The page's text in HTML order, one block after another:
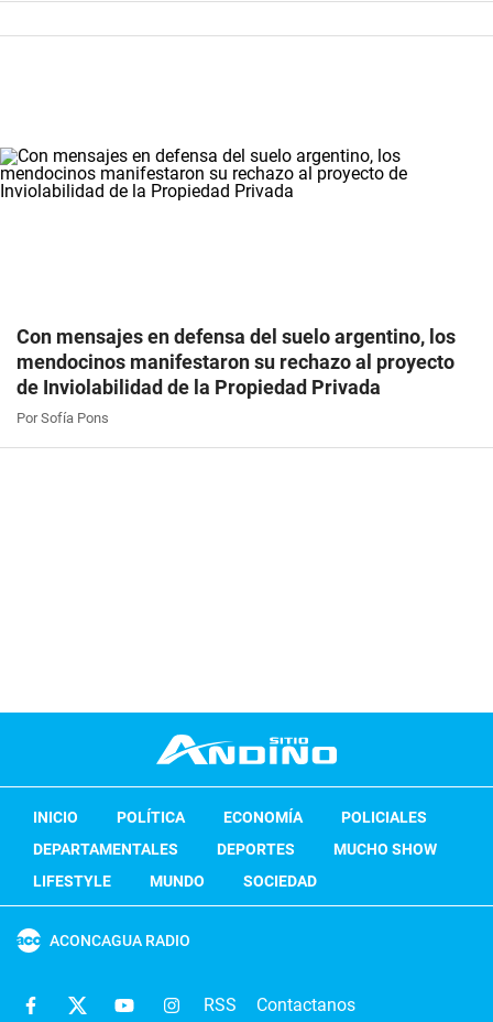
Con mensajes en defensa del suelo argentino, los
mendocinos manifestaron su rechazo al proyecto
de Inviolabilidad de la Propiedad Privada
Por Sofía Pons
INICIO POLÍTICA ECONOMÍA
POLICIALES
DEPARTAMENTALES
DEPORTES
MUCHO SHOW
LIFESTYLE
MUNDO SOCIEDAD
ACONCAGUA RADIO
RSS Contactanos